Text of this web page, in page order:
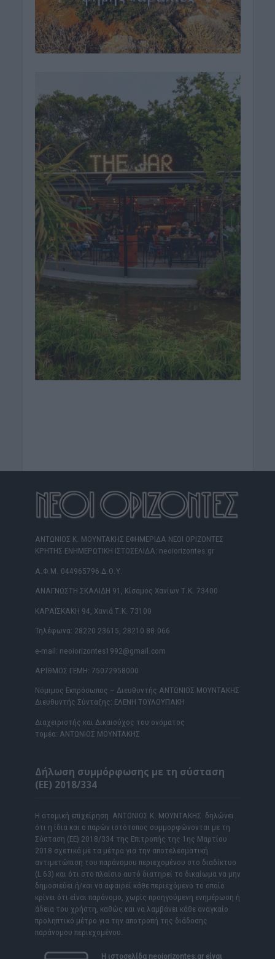
ΑΝΤΩΝΙΟΣ Κ. ΜΟΥΝΤΑΚΗΣ ΕΦΗΜΕΡΙΔΑ ΝΕΟΙ ΟΡΙΖΟΝΤΕΣ
ΚΡΗΤΗΣ ΕΝΗΜΕΡΩΤΙΚΗ ΙΣΤΟΣΕΛΙΔΑ: neoiorizontes.gr
Α.Φ.Μ. 044965796 Δ.Ο.Υ.
ΑΝΑΓΝΩΣΤΗ ΣΚΑΛΙΔΗ 91, Κίσαμος Χανίων Τ.Κ. 73400
ΚΑΡΑΪΣΚΑΚΗ 94, Χανιά Τ.Κ. 73100
Τηλέφωνα: 28220 23615, 28210 88.066
e-mail: neoiorizontes1992@gmail.com
ΑΡΙΘΜΟΣ ΓΕΜΗ: 75072958000
Νόμιμος Εκπρόσωπος – Διευθυντής ΑΝΤΩΝΙΟΣ ΜΟΥΝΤΑΚΗΣ
Διευθυντής Σύνταξης: ΕΛΕΝΗ ΤΟΥΛΟΥΠΑΚΗ
Διαχειριστής και Δικαιούχος του ονόματος
τομέα: ΑΝΤΩΝΙΟΣ ΜΟΥΝΤΑΚΗΣ
Δήλωση συμμόρφωσης με τη σύσταση
(ΕΕ) 2018/334
Η ατομική επιχείρηση ΑΝΤΩΝΙΟΣ Κ. ΜΟΥΝΤΑΚΗΣ δηλώνει
ότι η ίδια και ο παρών ιστότοπος συμμορφώνονται με τη
Σύσταση (ΕΕ) 2018/334 της Επιτροπής της 1ης Μαρτίου
2018 σχετικά με τα μέτρα για την αποτελεσματική
αντιμετώπιση του παράνομου περιεχομένου στο διαδίκτυο
(L 63) και ότι στο πλαίσιο αυτό διατηρεί το δικαίωμα να μην
δημοσιεύει ή/και να αφαιρεί κάθε περιεχόμενο το οποίο
κρίνει ότι είναι παράνομο, χωρίς προηγούμενη ενημέρωση ή
άδεια του χρήστη, καθώς και να λαμβάνει κάθε αναγκαίο
προληπτικό μέτρο για την αποτροπή της διάδοσης
παράνομου περιεχομένου.
Η ιστοσελίδα neoiorizontes.grείναι